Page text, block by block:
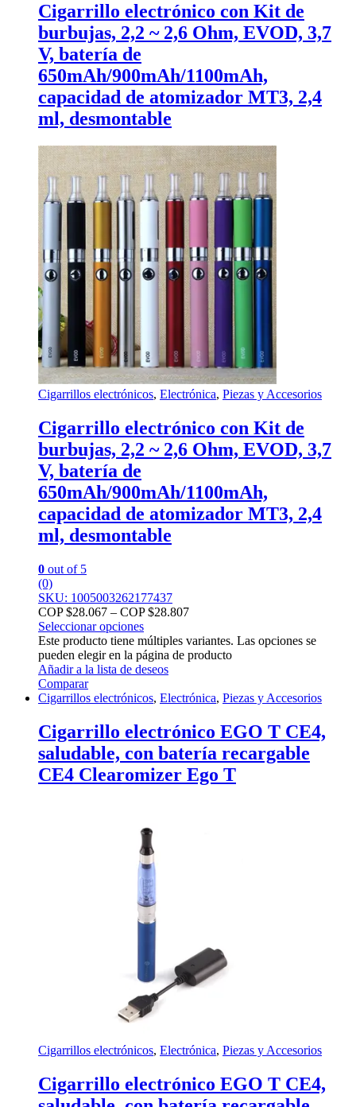
Cigarrillo electrónico con Kit de
burbujas, 2,2 ~ 2,6 Ohm, EVOD, 3,7
V, batería de
650mAh/900mAh/1100mAh,
capacidad de atomizador MT3, 2,4
ml, desmontable
Cigarrillos electrónicos, Electrónica, Piezas y Accesorios
Cigarrillo electrónico con Kit de
burbujas, 2,2 ~ 2,6 Ohm, EVOD, 3,7
V, batería de
650mAh/900mAh/1100mAh,
capacidad de atomizador MT3, 2,4
ml, desmontable
0 out of 5
(0)
SKU: 1005003262177437
COP $28.067 – COP $28.807
Seleccionar opciones
Este producto tiene múltiples variantes. Las opciones se
pueden elegir en la página de producto
Añadir a la lista de deseos
Comparar
Cigarrillos electrónicos, Electrónica, Piezas y Accesorios
Cigarrillo electrónico EGO T CE4,
saludable, con batería recargable
CE4 Clearomizer Ego T
Cigarrillos electrónicos, Electrónica, Piezas y Accesorios
Cigarrillo electrónico EGO T CE4,